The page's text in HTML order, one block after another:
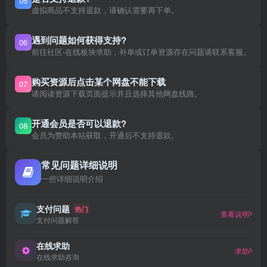
虚拟商品不支持退款，请确认需要再下单。
06 遇到问题如何获得支持?
前往社区-在线板块求助，补单或订单资源存在问题请联系客服。
07 购买资源后点击某个网盘不能下载
请阅读资源下载页面提示并且选择其他网盘线路。
08 开通会员是否可以退款?
会员为赞助本站获取，开通后不支持退款。
常见问题详细说明
一些详细说明介绍
支付问题 热门
支付问题解答
查看说明
在线求助
在线求助咨询
求助